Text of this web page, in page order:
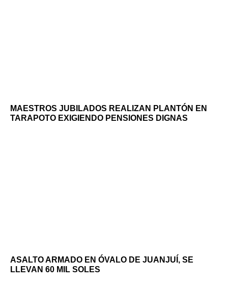
MAESTROS JUBILADOS REALIZAN PLANTÓN EN
TARAPOTO EXIGIENDO PENSIONES DIGNAS
ASALTO ARMADO EN ÓVALO DE JUANJUÍ, SE
LLEVAN 60 MIL SOLES